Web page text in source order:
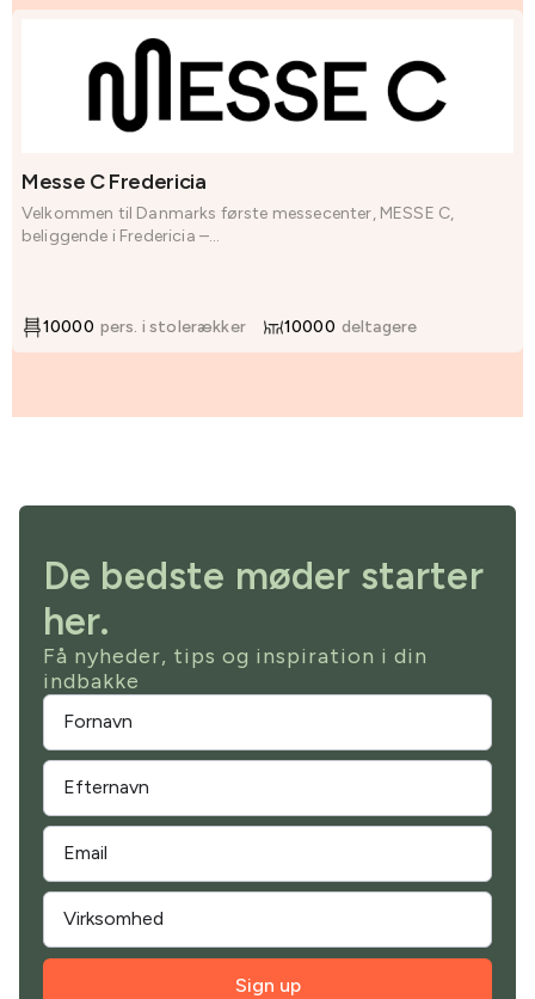
Messe C Fredericia
Velkommen til Danmarks første messecenter, MESSE C,
beliggende i Fredericia –...
10000 pers. i stolerækker 10000 deltagere
De bedste møder starter
her.
Få nyheder, tips og inspiration i din
indbakke
Sign up